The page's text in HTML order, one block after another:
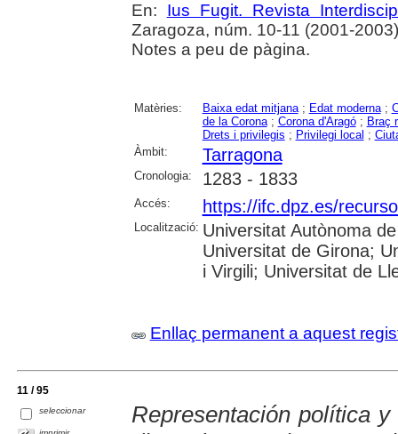
En: Ius Fugit. Revista
Zaragoza, núm. 10-11 (2001-
Notes a peu de pàgina.
Matèries: Baixa edat mitjana; Edat moderna;
de la Corona; Corona d'Aragó; Braç
Drets i privilegis ; Privilegi local ;
Àmbit:
Tarragona
Cronologia: 1283 - 1833
Accés: https://ifc.dpz.es/
Localització: Universitat Autònoma
Universitat de Girona;
i Virgili; Universitat de
Enllaç permanent a aquest
11 / 95
seleccionar
Representación política